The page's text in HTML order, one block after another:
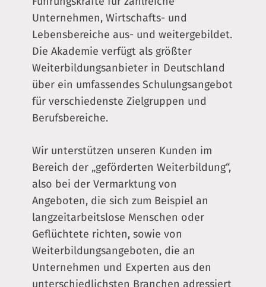
Unternehmen, Wirt­schafts- und
Lebensbereiche aus- und weitergebildet.
Die Akademie verfügt als größter
Weiterbildungsanbieter in Deutschland
über ein umfassendes Schulungsangebot
für verschiedenste Zielgruppen und
Berufsbereiche.
Wir unterstützen unseren Kunden im
Bereich der „geförderten Weiterbildung“,
also bei der Vermarktung von
Angeboten, die sich zum Beispiel an
langzeitarbeitslose Menschen oder
Geflüchtete richten, sowie von
Weiterbildungsangeboten, die an
Unternehmen und Experten aus den
unterschiedlichsten Branchen adressiert